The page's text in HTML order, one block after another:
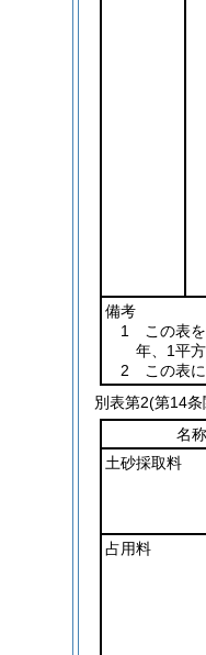
備考
1 この表を
年、1平
2 この表に
別表第2(第14条
名称
土砂採取料
占用料